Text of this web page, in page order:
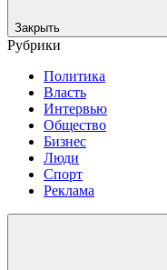
Закрыть
Рубрики
Политика
Власть
Интервью
Общество
Бизнес
Люди
Спорт
Реклама